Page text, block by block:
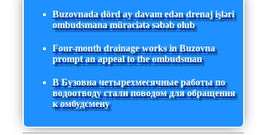
Buzovnada dörd ay davam edən drenaj işləri
ombudsmana müraciətə səbəb olub
Four-month drainage works in Buzovna
prompt an appeal to the ombudsman
В Бузовна четырехмесячные работы по
водоотводу стали поводом для обращения
к омбудсмену